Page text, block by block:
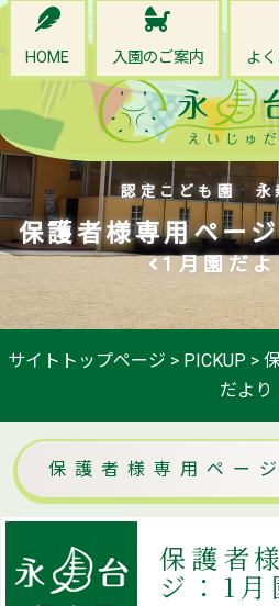
HOME 入園のご案内 よ
認定こども園 永
保護者様専用ペー
1月園だ
サイトトップページ > PICKUP >
だより
保護者様専用ペー
保護者
ジ：1月